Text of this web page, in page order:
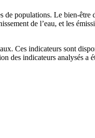
populations. Le bien-être
de l’eau, et les
Ces indicateurs sont
des indicateurs analysés a